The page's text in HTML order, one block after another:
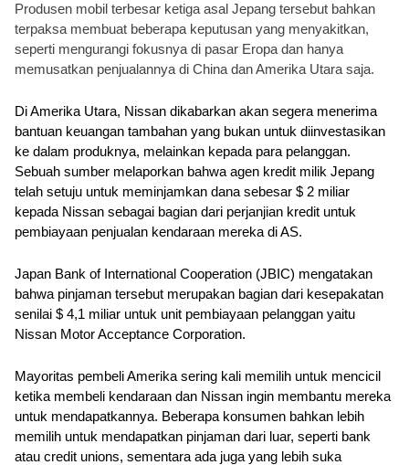
Produsen mobil terbesar ketiga asal Jepang tersebut bahkan
terpaksa membuat beberapa keputusan yang menyakitkan,
seperti mengurangi fokusnya di pasar Eropa dan hanya
memusatkan penjualannya di China dan Amerika Utara saja.
Di Amerika Utara, Nissan dikabarkan akan segera menerima
bantuan keuangan tambahan yang bukan untuk diinvestasikan
ke dalam produknya, melainkan kepada para pelanggan.
Sebuah sumber melaporkan bahwa agen kredit milik Jepang
telah setuju untuk meminjamkan dana sebesar $ 2 miliar
kepada Nissan sebagai bagian dari perjanjian kredit untuk
pembiayaan penjualan kendaraan mereka di AS.
Japan Bank of International Cooperation (JBIC) mengatakan
bahwa pinjaman tersebut merupakan bagian dari kesepakatan
senilai $ 4,1 miliar untuk unit pembiayaan pelanggan yaitu
Nissan Motor Acceptance Corporation.
Mayoritas pembeli Amerika sering kali memilih untuk mencicil
ketika membeli kendaraan dan Nissan ingin membantu mereka
untuk mendapatkannya. Beberapa konsumen bahkan lebih
memilih untuk mendapatkan pinjaman dari luar, seperti bank
atau credit unions, sementara ada juga yang lebih suka